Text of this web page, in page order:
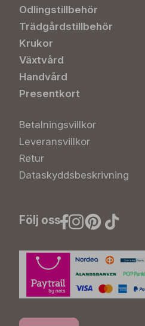
Odlingstillbehör
Trädgårdstillbehör
Krukor
Växtvård
Handvård
Presentkort
Betalningsvillkor
Leveransvillkor
Retur
Dataskyddsbeskrivning
Följ oss